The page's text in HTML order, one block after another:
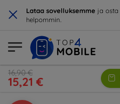
× Lataa sovelluksemme ja osta
helpommin.
16,90 €
15,21 €